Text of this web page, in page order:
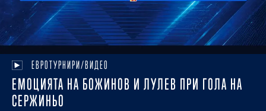
ЕВРОТУРНИРИ/ВИДЕО
ЕМОЦИЯТА НА БОЖИНОВ И ЛУЛЕВ ПРИ ГОЛА НА
СЕРЖИНЬО